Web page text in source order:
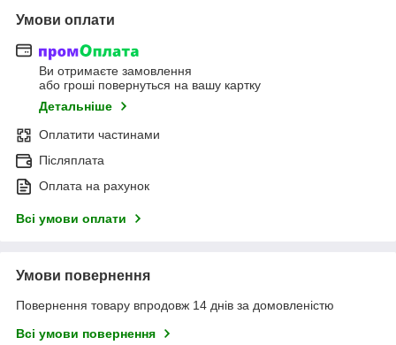
Умови оплати
Ви отримаєте замовлення
або гроші повернуться на вашу картку
Детальніше
Оплатити частинами
Післяплата
Оплата на рахунок
Всі умови оплати
Умови повернення
Повернення товару впродовж 14 днів за домовленістю
Всі умови повернення